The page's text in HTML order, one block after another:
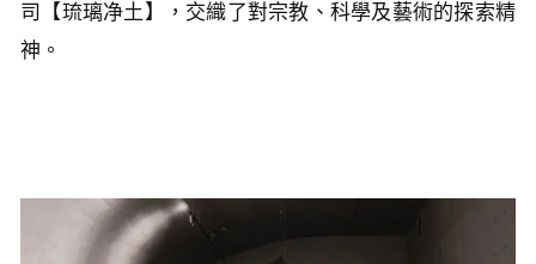
司【琉璃净土】，交織了對宗教、科學及藝術的探索精
神。